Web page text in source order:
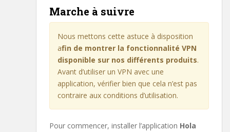
Marche à suivre
Nous mettons cette astuce à disposition
afin de montrer la fonctionnalité VPN
disponible sur nos différents produits.
Avant d’utiliser un VPN avec une
application, vérifier bien que cela n’est pas
contraire aux conditions d’utilisation.
Pour commencer, installer l’application Hola